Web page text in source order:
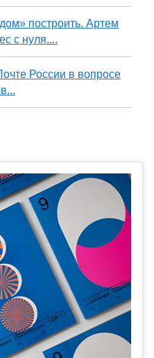
построить. Артем
с нуля....
России в вопросе